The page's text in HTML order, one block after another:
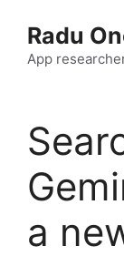
content
Radu
App
a